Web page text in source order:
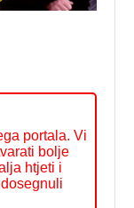
portala. Vi
bolje
htjeti i